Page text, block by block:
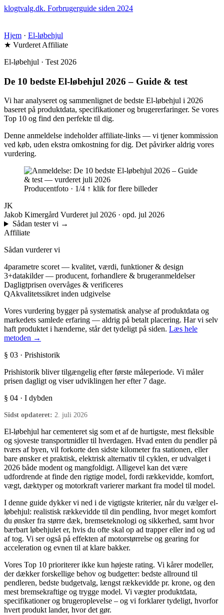
klogtvalg.dk. Forbrugerguide siden 2024
Hjem · El-løbehjul
★ Vurderet Affiliate
El-løbehjul · Test 2026
De 10 bedste El-løbehjul 2026 – Guide & test
Vi har analyseret og sammenlignet de bedste El-løbehjul i 2026
baseret på produktdata, specifikationer og brugererfaringer. Se vores
Top 10 og find den perfekte til dig.
Denne anmeldelse indeholder affiliate-links — vi tjener kommission
ved køb, uden ekstra omkostning for dig. Det påvirker aldrig vores
vurdering.
Producentfoto · 1/4 ↑ klik for flere billeder
JK
Jakob Kimergård Vurderet jul 2026 · opd. jul 2026
Sådan tester vi →
Affiliate
Sådan vurderer vi
4parametre scoret — kvalitet, værdi, funktioner & design
3+datakilder — producent, forhandlere & brugeranmeldelser
Dagligtprisen overvåges & verificeres
QAkvalitetssikret inden udgivelse
Vores vurdering bygger på systematisk analyse af produktdata og
markedets samlede erfaring — aldrig på betalt placering. Har vi selv
haft produktet i hænderne, står det tydeligt på siden. Læs hele
metoden →
§ 03 · Prishistorik
Prishistorik bliver tilgængelig efter første måleperiode. Vi måler
prisen dagligt og viser udviklingen her efter 7 dage.
§ 04 · I dybden
Sidst opdateret: 2. juli 2026
El-løbehjul har cementeret sig som et af de hurtigste, mest fleksible
og sjoveste transportmidler til hverdagen. Hvad enten du pendler på
tværs af byen, vil forkorte den sidste kilometer fra stationen, eller
bare ønsker et praktisk, elektrisk alternativ til cyklen, er udvalget i
2026 både modent og mangfoldigt. Alligevel kan det være
udfordrende at finde den rigtige model, fordi rækkevidde, komfort,
vægt, dæktyper og motorkraft varierer markant fra model til model.
I denne guide dykker vi ned i de vigtigste kriterier, når du vælger el-
løbehjul: realistisk rækkevidde til din pendling, hvor meget komfort
du ønsker fra større dæk, bremseteknologi og sikkerhed, samt hvor
bærbart løbehjulet er, hvis du ofte skal op ad trapper eller ind og ud
af tog. Vi ser også på effekten af motorstørrelse og gearing for
acceleration og evnen til at klare bakker.
Vores Top 10 prioriterer ikke kun højeste rating. Vi kårer modeller,
der dækker forskellige behov og budgetter: bedste allround til
pendleren, bedste budgetvalg, længst rækkevidde pr. krone, og den
mest bremsekraftige og trygge model. Vi vægter produktdata,
specifikationer og brugeroplevelse – og vi forklarer tydeligt, hvorfor
hvert produkt lander, hvor det gør.